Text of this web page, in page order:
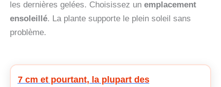
les dernières gelées. Choisissez un emplacement
ensoleillé. La plante supporte le plein soleil sans
problème.
7 cm et pourtant, la plupart des